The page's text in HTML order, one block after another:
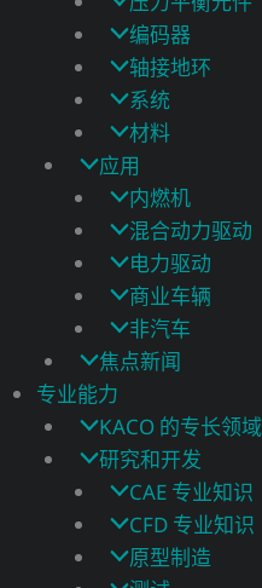
编码器
轴接地环
系统
材料
应用
内燃机
混合动力驱动
电力驱动
商业车辆
非汽车
焦点新闻
专业能力
KACO 的专长领域
研究和开发
CAE 专业知识
CFD 专业知识
原型制造